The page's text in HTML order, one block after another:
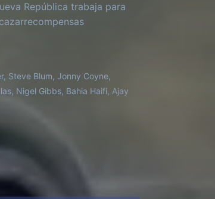
República trabaja para
Steve Blum, Jonny Coyne,
Nigel Gibbs, Bahia Haifi, Ajay